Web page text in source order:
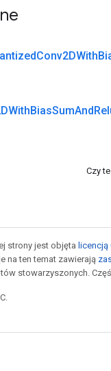
Conv2DWith
BiasSumAnd
Czy
strony jest objęta
na ten temat zawierają
stowarzyszonych.